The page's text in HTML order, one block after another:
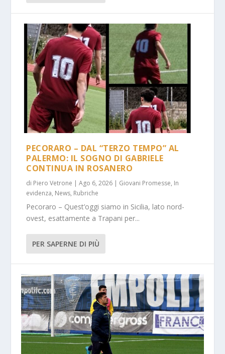
PECORARO – DAL “TERZO TEMPO” AL
PALERMO: IL SOGNO DI GABRIELE
CONTINUA IN ROSANERO
di Piero Vetrone |Ago 6, 2026 | Giovani Promesse, In
evidenza, News, Rubriche
Pecoraro – Quest’oggi siamo in Sicilia, lato nord-
ovest, esattamente a Trapani per...
PER SAPERNE DI PIÙ